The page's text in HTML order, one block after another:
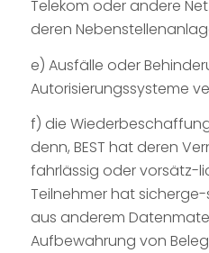
Telekom oder andere
deren
e) Ausfälle oder
Autorisierungssysteme
f) die
denn, BEST hat deren
fahrlässig oder vorsätz-
Teilnehmer hat
aus anderem
Aufbewahrung von